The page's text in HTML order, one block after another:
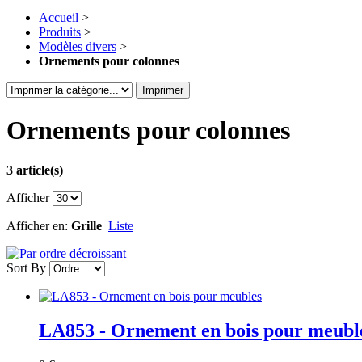
Accueil >
Produits >
Modèles divers >
Ornements pour colonnes
Imprimer
Ornements pour colonnes
3 article(s)
Afficher
Afficher en: Grille Liste
Sort By
LA853 - Ornement en bois pour